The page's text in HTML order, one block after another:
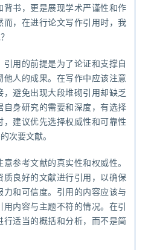
书，更是展现学术严谨性和作
，在进行论文写作引用时，我
用的前提是为了论证和支撑自
人的成果。在写作中应该注意
避免出现大段堆砌引用却缺乏
自身研究的需要和深度，有选择
建议优先选择权威性和可靠性
次要文献。
参考文献的真实性和权威性。
良好的文献进行引用，以确保
和可信度。引用的内容应该与
内容与主题不符的情况。在引
适当的概括和分析，而不是简